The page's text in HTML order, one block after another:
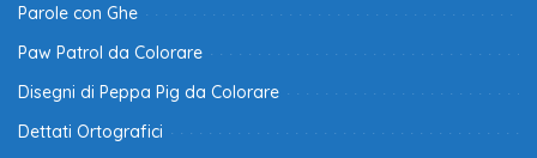
Parole con Ghe
Paw Patrol da Colorare
Disegni di Peppa Pig da Colorare
Dettati Ortografici